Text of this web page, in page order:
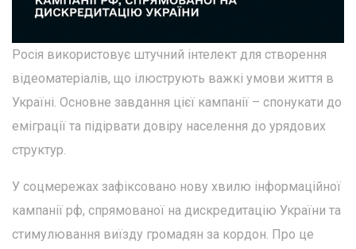
Росія використовує штучний інтелект для створення
відеоматеріалів, що ілюструють важкі умови життя в
Україні. Основне завдання цієї кампанії – спонукати до
еміграції та підірвати довіру населення до урядових
структур.
У соцмережах зафіксовано нову хвилю інформаційної
кампанії рф, спрямованої на дискредитацію України та
стимулювання виїзду громадян за кордон. Про це